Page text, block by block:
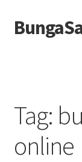
Skip
to
Skip
to
Order
Berita
Tag:
online